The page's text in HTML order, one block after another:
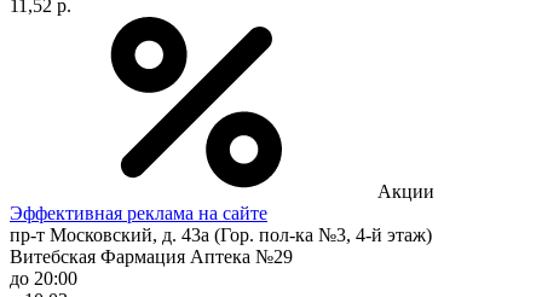
11,52 р.
Акции
Эффективная реклама на сайте
пр-т Московский, д. 43а (Гор. пол-ка №3, 4-й этаж)
Витебская Фармация Аптека №29
до 20:00